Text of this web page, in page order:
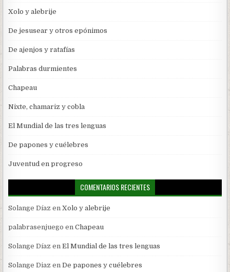
Xolo y alebrije
De jesusear y otros epónimos
De ajenjos y ratafías
Palabras durmientes
Chapeau
Nixte, chamariz y cobla
El Mundial de las tres lenguas
De papones y cuélebres
Juventud en progreso
COMENTARIOS RECIENTES
Solange Díaz enXolo y alebrije
palabrasenjuego enChapeau
Solange Díaz enEl Mundial de las tres lenguas
Solange Diaz enDe papones y cuélebres